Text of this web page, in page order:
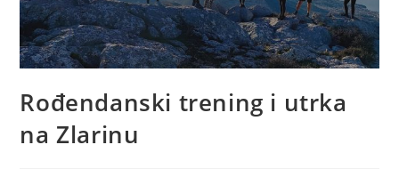
Rođendanski trening i utrka
na Zlarinu